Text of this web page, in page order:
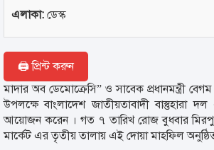
এলাকা: ডেস্ক
🖨 প্রিন্ট করুন
মাদার অব ডেমোক্রেসি” ও সাবেক প্রধানমন্ত্রী
উপলক্ষে বাংলাদেশ জাতীয়তাবাদী বাস্তুহারা
আয়োজন করেন । গত ৭ তারিখ রোজ বুধবার মিরপুর
মার্কেট এর তৃতীয় তালায় এই দোয়া মাহফিল